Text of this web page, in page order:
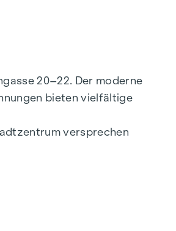
20–22. Der moderne
bieten vielfältige
versprechen
und